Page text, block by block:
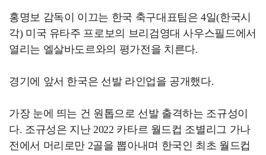
홍명보 감독이 이끄는 한국 축구대표팀은 4일(한국시
각) 미국 유타주 프로보의 브리검영대 사우스필드에서
열리는 엘살바도르와의 평가전을 치른다.
경기에 앞서 한국은 선발 라인업을 공개했다.
가장 눈에 띄는 건 원톱으로 선발 출격하는 조규성이
다. 조규성은 지난 2022 카타르 월드컵 조별리그 가나
전에서 머리로만 2골을 뽑아내며 한국인 최초 월드컵